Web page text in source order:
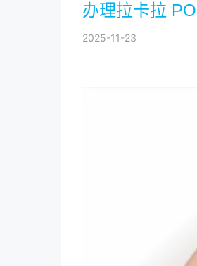
办理拉卡拉
2025-11-23